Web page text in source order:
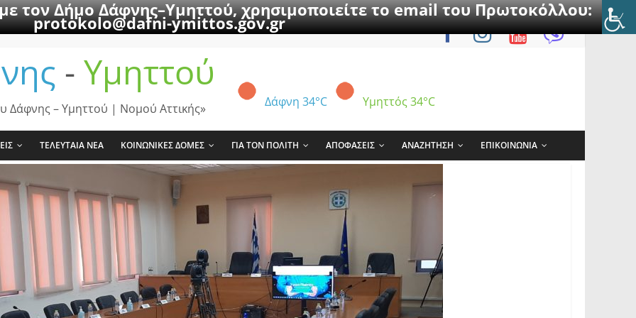
τον Δήμο Δάφνης–Υμηττού, χρησιμοποιείτε το email του Πρωτοκόλλου:
protokolo@dafni-ymittos.gov.gr
- Υμηττού
Δάφνη 34°C Υμηττός 34°C
Δάφνης – Υμηττού | Νομού Αττικής»
ΤΕΛΕΥΤΑΙΑ ΝΕΑ ΚΟΙΝΩΝΙΚΕΣ ΔΟΜΕΣ ΓΙΑ ΤΟΝ ΠΟΛΙΤΗ ΑΠΟΦΑΣΕΙΣ ΑΝΑΖΗΤΗΣΗ ΕΠΙΚΟΙΝΩΝΙΑ